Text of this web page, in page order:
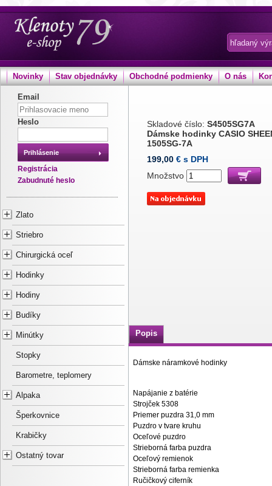
Novinky Stav objednávky Obchodné podmienky O nás
Email
Heslo
Prihlásenie
Registrácia
Zabudnuté heslo
Zlato
Striebro
Chirurgická oceľ
Hodinky
Hodiny
Budíky
Minútky
Stopky
Barometre, teplomery
Alpaka
Šperkovnice
Krabičky
Ostatný tovar
Skladové číslo: S4505SG7A
Dámske hodinky CASIO
1505SG-7A
199,00 € s DPH
Množstvo
Popis
Dámske náramkové hodinky
Napájanie z batérie
Strojček 5308
Priemer puzdra 31,0 mm
Puzdro v tvare kruhu
Oceľové puzdro
Strieborná farba puzdra
Oceľový remienok
Strieborná farba remienka
Ručičkový ciferník